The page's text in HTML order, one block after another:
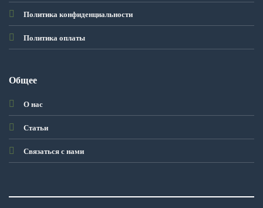
Политика конфиденциальности
Политика оплаты
Общее
О нас
Статьи
Связаться с нами